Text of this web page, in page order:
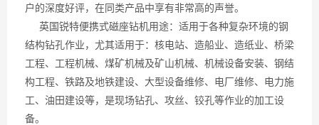
户的深度好评，在同类产品中享有非常高的声誉。
英国锐特便携式磁座钻机用途：适用于各种复杂环境的钢
结构钻孔作业，尤其适用于：核电站、造船业、造纸业、桥梁
工程、工程机械、煤矿机械及矿山机械、机械设备安装、钢结
构工程、铁路及地铁建设、大型设备维修、电厂维修、电力施
工、油田建设等，是现场钻孔、攻丝、铰孔等作业的加工设
备。